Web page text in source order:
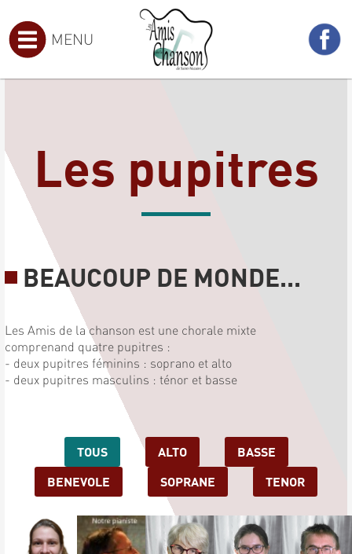
MENU
Les pupitres
BEAUCOUP DE MONDE...
Les Amis de la chanson est une chorale mixte
comprenand quatre pupitres :
- deux pupitres féminins : soprano et alto
- deux pupitres masculins : ténor et basse
TOUS ALTO
BASSE
BENEVOLE
SOPRANE TENOR